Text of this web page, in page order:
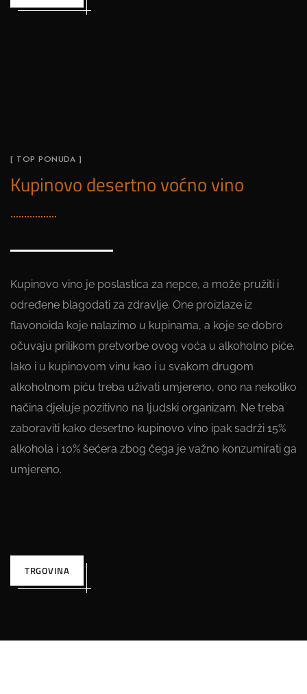
[ TOP PONUDA ]
Kupinovo desertno voćno vino
Kupinovo vino je poslastica za nepce, a može pružiti i
određene blagodati za zdravlje. One proizlaze iz
flavonoida koje nalazimo u kupinama, a koje se dobro
očuvaju prilikom pretvorbe ovog voća u alkoholno piće.
Iako i u kupinovom vinu kao i u svakom drugom
alkoholnom piću treba uživati umjereno, ono na nekoliko
načina djeluje pozitivno na ljudski organizam. Ne treba
zaboraviti kako desertno kupinovo vino ipak sadrži 15%
alkohola i 10% šećera zbog čega je važno konzumirati ga
umjereno.
TRGOVINA